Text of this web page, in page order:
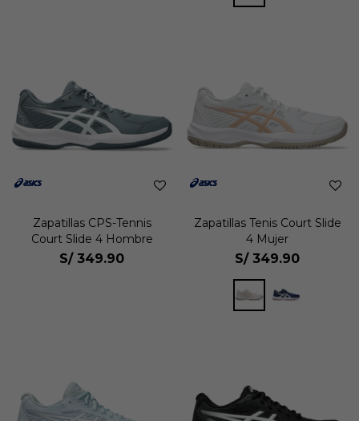
Zapatillas CPS-Tennis
Court Slide 4 Hombre
S/ 349.90
Zapatillas Tenis Court Slide
4 Mujer
S/ 349.90